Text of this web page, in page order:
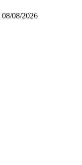
08/08/2026